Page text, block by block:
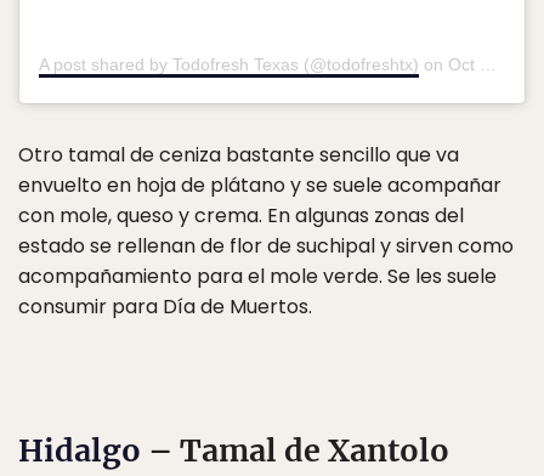
A post shared by Todofresh Texas (@todofreshtx) on Oct 3, 2017 at 6:18pm PDT
Otro tamal de ceniza bastante sencillo que va
envuelto en hoja de plátano y se suele acompañar
con mole, queso y crema. En algunas zonas del
estado se rellenan de flor de suchipal y sirven como
acompañamiento para el mole verde. Se les suele
consumir para Día de Muertos.
Hidalgo – Tamal de Xantolo